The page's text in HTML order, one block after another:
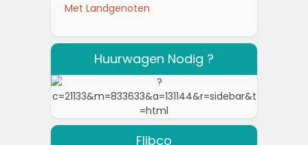
Met Landgenoten
Huurwagen Nodig ?
Flibco